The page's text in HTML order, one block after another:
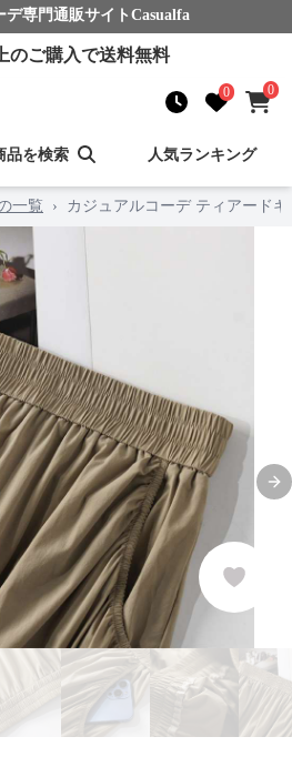
デ専門通販サイト Casualfa
のご購入で送料無料
0 0
品を検索 人気ランキング
一覧 › カジュアルコーデ ティアード